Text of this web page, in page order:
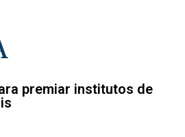
premiar institutos de